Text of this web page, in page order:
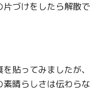
づけをしたら解散で
貼ってみましたが、
晴らしさは伝わらな